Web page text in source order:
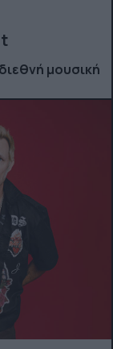
μουσική